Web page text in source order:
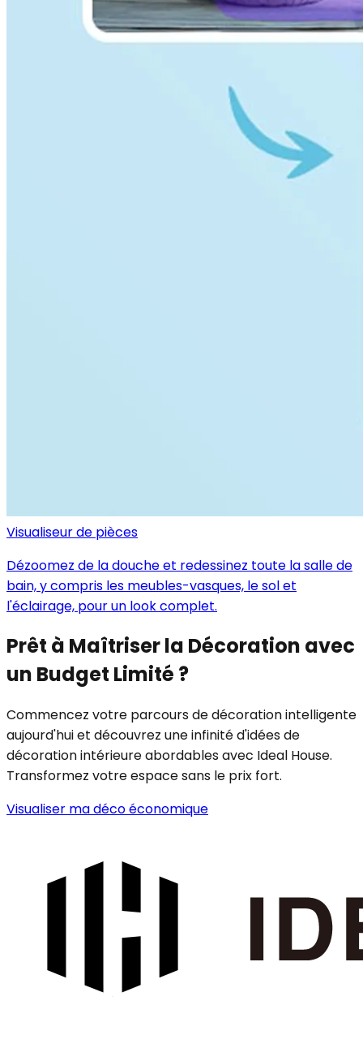
Visualiseur de pièces
Dézoomez de la douche et redessinez toute la salle de
bain, y compris les meubles-vasques, le sol et
l'éclairage, pour un look complet.
Prêt à Maîtriser la Décoration avec
un Budget Limité ?
Commencez votre parcours de décoration intelligente
aujourd'hui et découvrez une infinité d'idées de
décoration intérieure abordables avec Ideal House.
Transformez votre espace sans le prix fort.
Visualiser ma déco économique